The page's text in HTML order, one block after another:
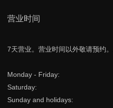
营业时间
7天营业。营业时间以外敬请预约。.
Monday - Friday:
Saturday:
Sunday and holidays: